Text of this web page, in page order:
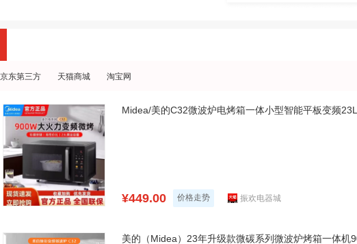
京东第三方 天猫商城 淘宝网
Midea/美的C32微波炉电烤箱一体小型智能平板变频
¥449.00 价格走势 振欢电器城
美的（Midea）23年升级款微碳系列微波炉烤箱一体机